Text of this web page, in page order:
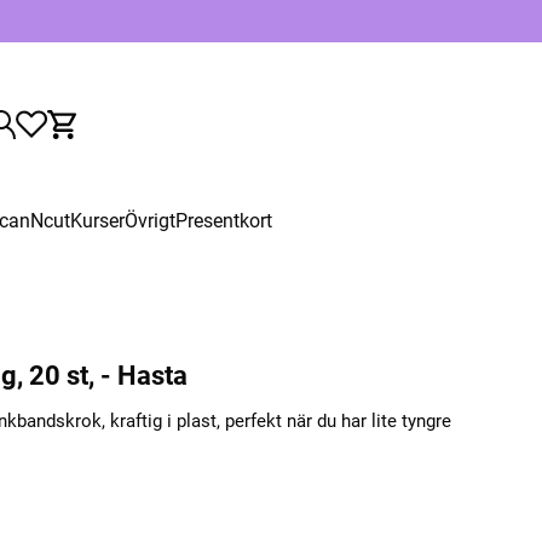
KurserÖvrigtPresentkort
20 st, - Hasta
kraftig i plast, perfekt när du har lite tyngre